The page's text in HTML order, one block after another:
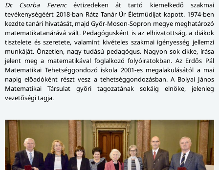
Dr. Csorba Ferencévtizedeken át tartó kiemelkedő szakmai
tevékenységéért 2018-ban Rátz Tanár Úr Életműdíjat kapott. 1974-ben
kezdte tanári hivatását, majd Győr-Moson-Sopron megye meghatározó
matematikatanárává vált. Pedagógusként is az elhivatottság, a diákok
tisztelete és szeretete, valamint kivételes szakmai igényesség jellemzi
munkáját. Önzetlen, nagy tudású pedagógus. Nagyon sok cikke, írása
jelent meg a matematikával foglalkozó folyóiratokban. Az Erdős Pál
Matematikai Tehetséggondozó iskola 2001-es megalakulásától a mai
napig előadóként részt vesz a tehetséggondozásban. A Bolyai János
Matematikai Társulat győri tagozatának sokáig elnöke, jelenleg
vezetőségi tagja.